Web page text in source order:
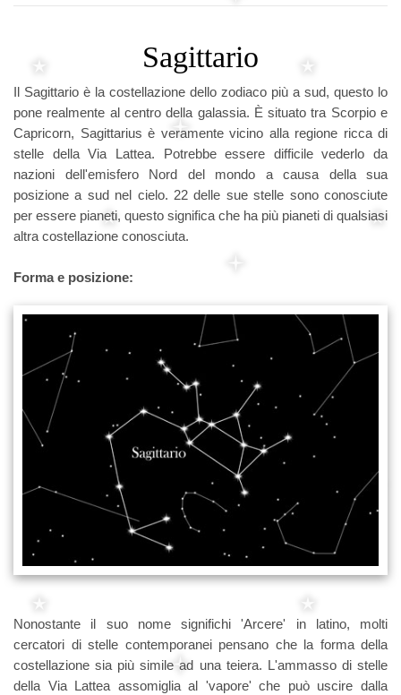
Sagittario
Il Sagittario è la costellazione dello zodiaco più a sud, questo lo
pone realmente al centro della galassia. È situato tra Scorpio e
Capricorn, Sagittarius è veramente vicino alla regione ricca di
stelle della Via Lattea. Potrebbe essere difficile vederlo da
nazioni dell'emisfero Nord del mondo a causa della sua
posizione a sud nel cielo. 22 delle sue stelle sono conosciute
per essere pianeti, questo significa che ha più pianeti di qualsiasi
altra costellazione conosciuta.
Forma e posizione:
Nonostante il suo nome significhi 'Arcere' in latino, molti
cercatori di stelle contemporanei pensano che la forma della
costellazione sia più simile ad una teiera. L'ammasso di stelle
della Via Lattea assomiglia al 'vapore' che può uscire dalla